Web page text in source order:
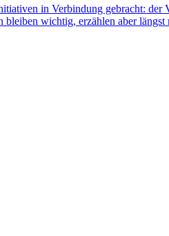
in Verbindung gebracht:
wichtig, erzählen aber längst